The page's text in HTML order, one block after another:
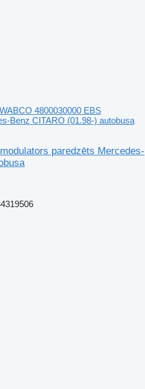
WABCO 4800030000 EBS
Benz CITARO (01.98-) autobusa
paredzēts Mercedes-